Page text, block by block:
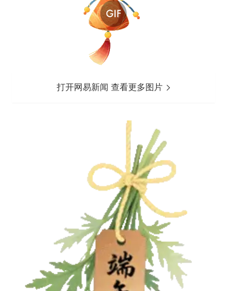
打开网易新闻 查看更多图片